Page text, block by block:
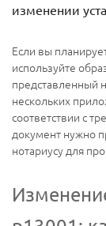
изменении
Если вы
используйте
представленный
нескольких
соответствии с
документ нужно
нотариусу для